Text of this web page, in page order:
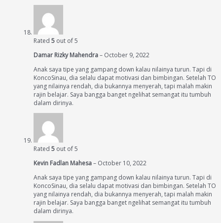
Rated 5 out of 5
Damar Rizky Mahendra– October 9, 2022
Anak saya tipe yang gampang down kalau nilainya turun. Tapi di
KoncoSinau, dia selalu dapat motivasi dan bimbingan. Setelah TO
yang nilainya rendah, dia bukannya menyerah, tapi malah makin
rajin belajar. Saya bangga banget ngelihat semangat itu tumbuh
dalam dirinya.
Rated 5 out of 5
Kevin Fadlan Mahesa– October 10, 2022
Anak saya tipe yang gampang down kalau nilainya turun. Tapi di
KoncoSinau, dia selalu dapat motivasi dan bimbingan. Setelah TO
yang nilainya rendah, dia bukannya menyerah, tapi malah makin
rajin belajar. Saya bangga banget ngelihat semangat itu tumbuh
dalam dirinya.